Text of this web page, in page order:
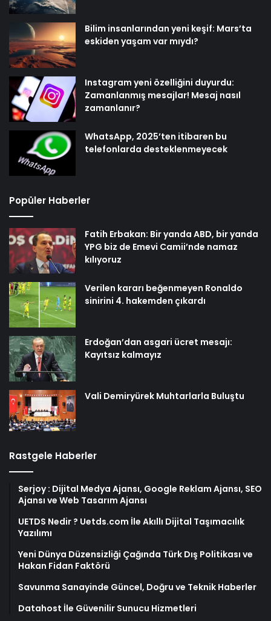
Bilim insanlarından yeni keşif: Mars’ta
eskiden yaşam var mıydı?
Instagram yeni özelliğini duyurdu:
Zamanlanmış mesajlar! Mesaj nasıl
zamanlanır?
WhatsApp, 2025’ten itibaren bu
telefonlarda desteklenmeyecek
Popüler Haberler
Fatih Erbakan: Bir yanda ABD, bir yanda
YPG biz de Emevi Camii’nde namaz
kılıyoruz
Verilen kararı beğenmeyen Ronaldo
sinirini 4. hakemden çıkardı
Erdoğan’dan asgari ücret mesajı:
Kayıtsız kalmayız
Vali Demiryürek Muhtarlarla Buluştu
Rastgele Haberler
Serjoy : Dijital Medya Ajansı, Google Reklam Ajansı, SEO
Ajansı ve Web Tasarım Ajansı
UETDS Nedir ? Uetds.com İle Akıllı Dijital Taşımacılık
Yazılımı
Yeni Dünya Düzensizliği Çağında Türk Dış Politikası ve
Hakan Fidan Faktörü
Savunma Sanayinde Güncel, Doğru ve Teknik Haberler
Datahost İle Güvenilir Sunucu Hizmetleri